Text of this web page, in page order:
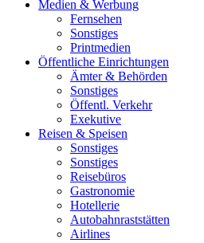
Medien & Werbung
Fernsehen
Sonstiges
Printmedien
Öffentliche Einrichtungen
Ämter & Behörden
Sonstiges
Öffentl. Verkehr
Exekutive
Reisen & Speisen
Sonstiges
Sonstiges
Reisebüros
Gastronomie
Hotellerie
Autobahnraststätten
Airlines